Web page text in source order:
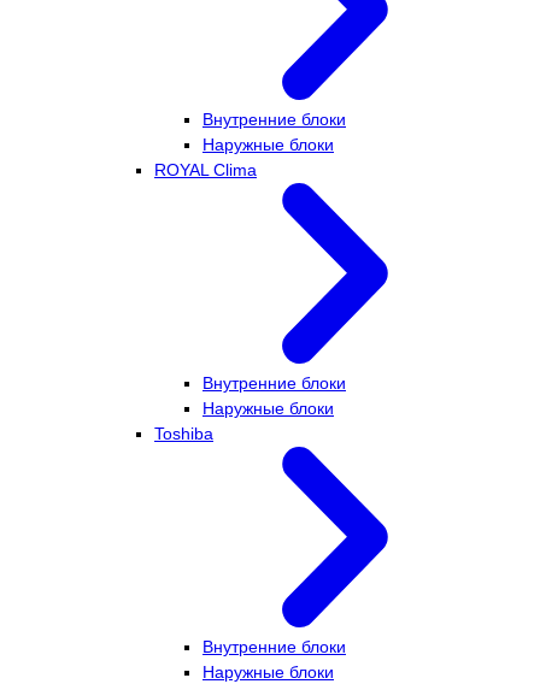
Внутренние блоки
Наружные блоки
ROYAL Clima
Внутренние блоки
Наружные блоки
Toshiba
Внутренние блоки
Наружные блоки